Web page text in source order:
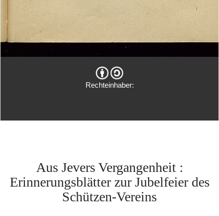
Rechteinhaber:
Aus Jevers Vergangenheit :
Erinnerungsblätter zur Jubelfeier des
Schützen-Vereins